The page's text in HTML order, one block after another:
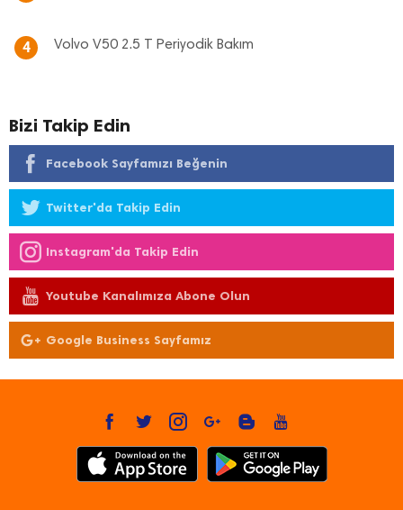
4 Volvo V50 2.5 T Periyodik Bakım
Bizi Takip Edin
Facebook Sayfamızı Beğenin
Twitter'da Takip Edin
Instagram'da Takip Edin
Youtube Kanalımıza Abone Olun
Google Business Sayfamız